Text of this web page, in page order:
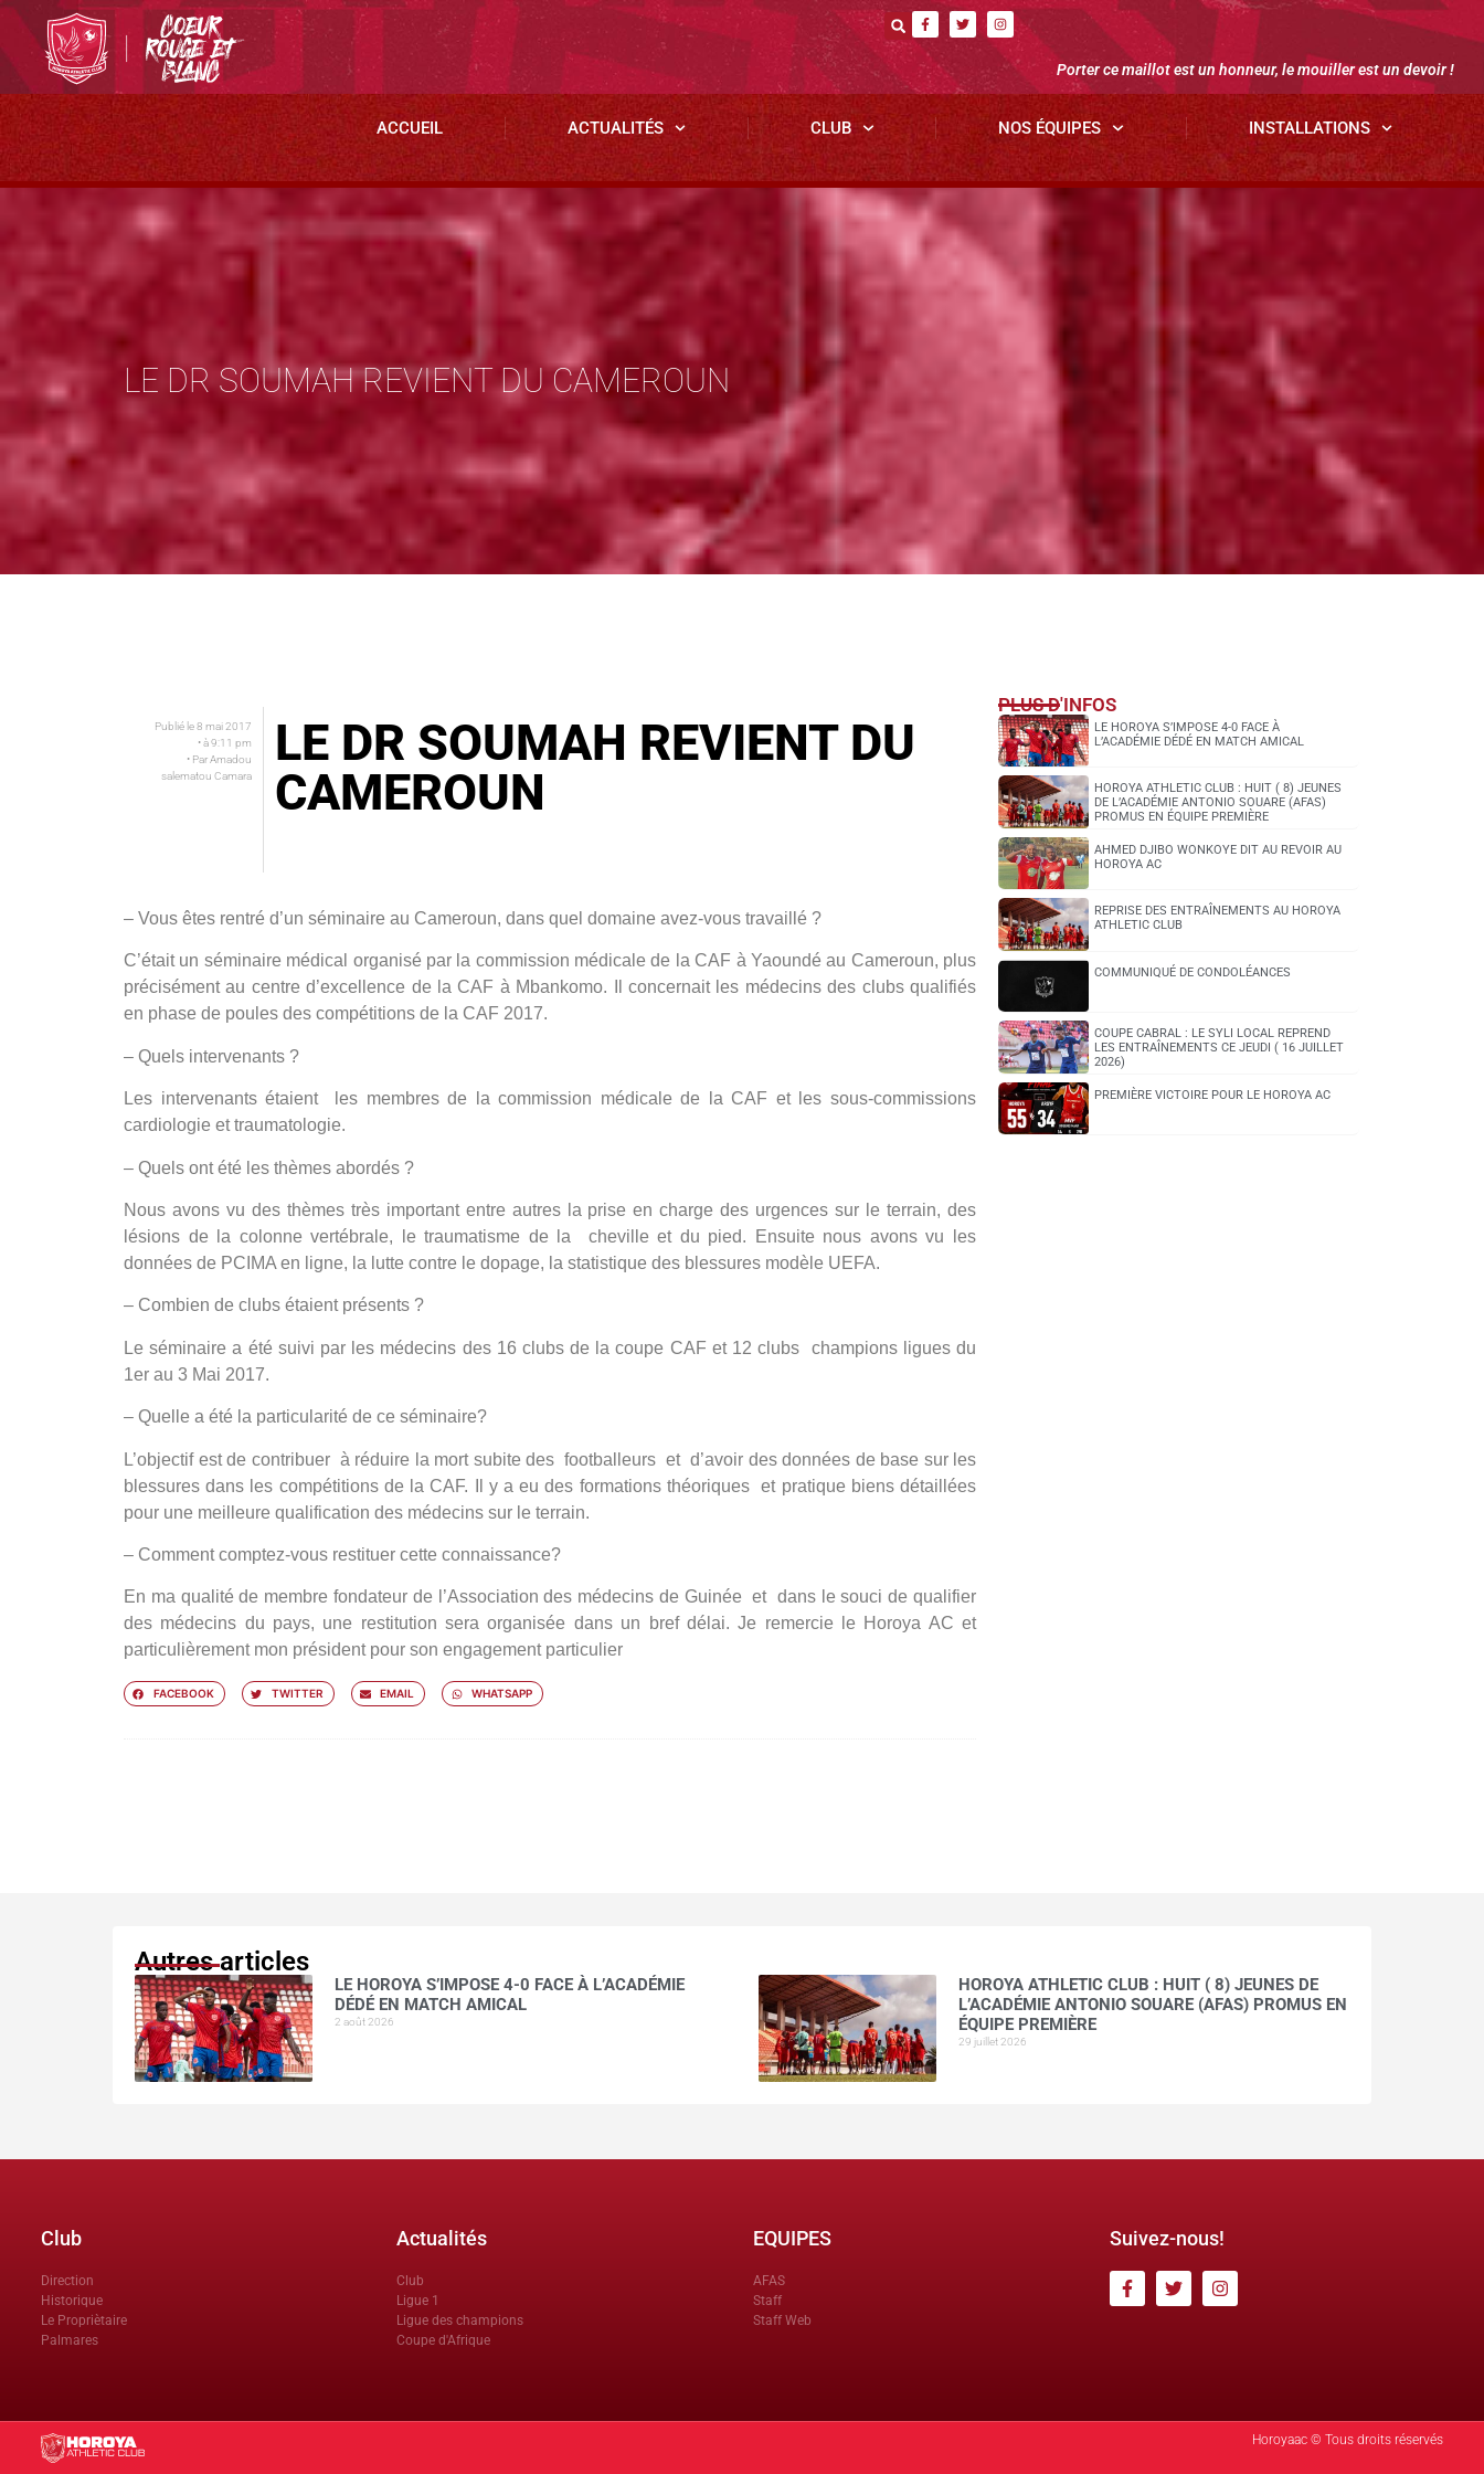
Porter ce maillot est un honneur, le mouiller est un devoir !
ACCUEIL ACTUALITÉS CLUB NOS ÉQUIPES INSTALLATIONS
LE DR SOUMAH REVIENT DU CAMEROUN
Publié le8 mai 2017
• à9:11 pm
• ParAmadou
salematou Camara
LE DR SOUMAH REVIENT DU
CAMEROUN
– Vous êtes rentré d’un séminaire au Cameroun, dans quel domaine avez-vous travaillé ?
C’était un séminaire médical organisé par la commission médicale de la CAF à Yaoundé au Cameroun, plus
précisément au centre d’excellence de la CAF à Mbankomo. Il concernait les médecins des clubs qualifiés
en phase de poules des compétitions de la CAF 2017.
– Quels intervenants ?
Les intervenants étaient les membres de la commission médicale de la CAF et les sous-commissions
cardiologie et traumatologie.
– Quels ont été les thèmes abordés ?
Nous avons vu des thèmes très important entre autres la prise en charge des urgences sur le terrain, des
lésions de la colonne vertébrale, le traumatisme de la cheville et du pied. Ensuite nous avons vu les
données de PCIMA en ligne, la lutte contre le dopage, la statistique des blessures modèle UEFA.
– Combien de clubs étaient présents ?
Le séminaire a été suivi par les médecins des 16 clubs de la coupe CAF et 12 clubs champions ligues du
1er au 3 Mai 2017.
– Quelle a été la particularité de ce séminaire?
L’objectif est de contribuer à réduire la mort subite des footballeurs et d’avoir des données de base sur les
blessures dans les compétitions de la CAF. Il y a eu des formations théoriques et pratique biens détaillées
pour une meilleure qualification des médecins sur le terrain.
– Comment comptez-vous restituer cette connaissance?
En ma qualité de membre fondateur de l’Association des médecins de Guinée et dans le souci de qualifier
des médecins du pays, une restitution sera organisée dans un bref délai. Je remercie le Horoya AC et
particulièrement mon président pour son engagement particulier
FACEBOOK TWITTER EMAIL WHATSAPP
PLUS D'INFOS
LE HOROYA S’IMPOSE 4-0 FACE À
L’ACADÉMIE DÉDÉ EN MATCH AMICAL
HOROYA ATHLETIC CLUB : HUIT ( 8) JEUNES
DE L’ACADÉMIE ANTONIO SOUARE (AFAS)
PROMUS EN ÉQUIPE PREMIÈRE
AHMED DJIBO WONKOYE DIT AU REVOIR AU
HOROYA AC
REPRISE DES ENTRAÎNEMENTS AU HOROYA
ATHLETIC CLUB
COMMUNIQUÉ DE CONDOLÉANCES
COUPE CABRAL : LE SYLI LOCAL REPREND
LES ENTRAÎNEMENTS CE JEUDI ( 16 JUILLET
2026)
PREMIÈRE VICTOIRE POUR LE HOROYA AC
Autres articles
LE HOROYA S’IMPOSE 4-0 FACE À L’ACADÉMIE
DÉDÉ EN MATCH AMICAL
2 août 2026
HOROYA ATHLETIC CLUB : HUIT ( 8) JEUNES DE
L’ACADÉMIE ANTONIO SOUARE (AFAS) PROMUS EN
ÉQUIPE PREMIÈRE
29 juillet 2026
Club
Direction
Historique
Le Propriètaire
Palmares
Actualités
Club
Ligue 1
Ligue des champions
Coupe d'Afrique
EQUIPES
AFAS
Staff
Staff Web
Suivez-nous!
Horoyaac © Tous droits réservés